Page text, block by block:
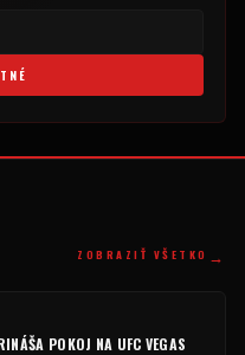
ZOBRAZIŤ VŠETKO →
POKOJ NA UFC VEGAS